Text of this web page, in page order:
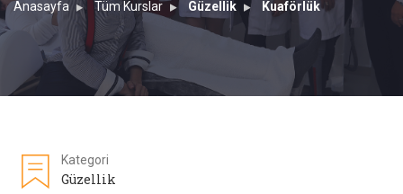
Anasayfa Tüm Kurslar Güzellik Kuaförlük
Kategori
Güzellik